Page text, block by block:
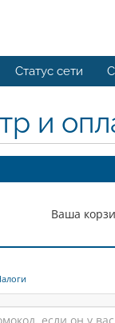
Статус сети
и
Ваша